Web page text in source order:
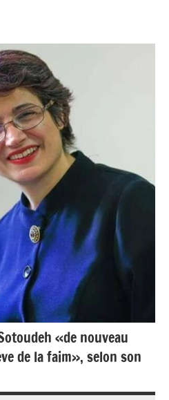
«de nouveau
de la faim», selon son